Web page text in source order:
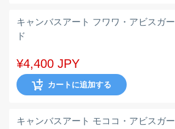
キャンバスアート フワワ・アビスガー
ド
¥4,400 JPY
カートに追加する
キャンバスアート モココ・アビスガー